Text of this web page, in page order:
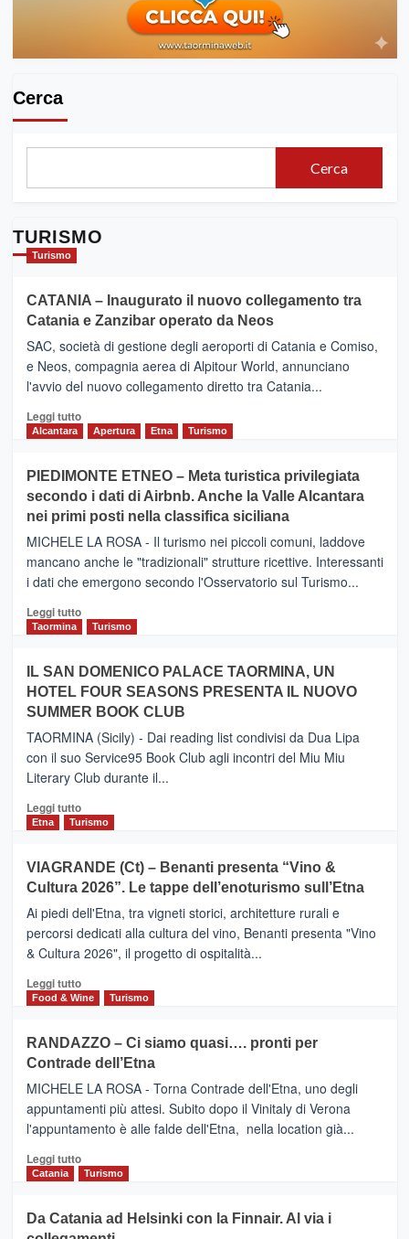
postazioni
118.
senza
entro
fine
Cerca
Cerca
TURISMO
Turismo
CATANIA – Inaugurato il nuovo collegamento tra
Catania e Zanzibar operato da Neos
SAC, società di gestione degli aeroporti di Catania e Comiso,
e Neos, compagnia aerea di Alpitour World, annunciano
l'avvio del nuovo collegamento diretto tra Catania...
Leggi tuttoLeggi
CATANIA
–
Inaugurato
il
nuovo
collegamento
tra
e
Zanzibar
da
Neos
Alcantara Apertura Etna Turismo
PIEDIMONTE ETNEO – Meta turistica privilegiata
secondo i dati di Airbnb. Anche la Valle Alcantara
nei primi posti nella classifica siciliana
MICHELE LA ROSA - Il turismo nei piccoli comuni, laddove
mancano anche le "tradizionali" strutture ricettive. Interessanti
i dati che emergono secondo l'Osservatorio sul Turismo...
Leggi tuttoLeggi
PIEDIMONTE
ETNEO
–
Meta
turistica
privilegiata
secondo
dati
di
Anche
la
Alcantara
nei
primi
nella
classifica
Taormina Turismo
IL SAN DOMENICO PALACE TAORMINA, UN
HOTEL FOUR SEASONS PRESENTA IL NUOVO
SUMMER BOOK CLUB
TAORMINA (Sicily) - Dai reading list condivisi da Dua Lipa
con il suo Service95 Book Club agli incontri del Miu Miu
Literary Club durante il...
Leggi tuttoLeggi
di
IL
SAN
DOMENICO
PALACE
TAORMINA,
UN
HOTEL
FOUR
IL
NUOVO
SUMMER
CLUB
Etna Turismo
VIAGRANDE (Ct) – Benanti presenta “Vino &
Cultura 2026”. Le tappe dell’enoturismo sull’Etna
Ai piedi dell'Etna, tra vigneti storici, architetture rurali e
percorsi dedicati alla cultura del vino, Benanti presenta "Vino
& Cultura 2026", il progetto di ospitalità...
Leggi tuttoLeggi
di
VIAGRANDE
(Ct)
–
Benanti
presenta
“Vino
&
Cultura
tappe
Food & Wine Turismo
RANDAZZO – Ci siamo quasi…. pronti per
Contrade dell’Etna
MICHELE LA ROSA - Torna Contrade dell'Etna, uno degli
appuntamenti più attesi. Subito dopo il Vinitaly di Verona
l'appuntamento è alle falde dell'Etna, nella location già...
Leggi tuttoLeggi
di
RANDAZZO
Catania Turismo
Da Catania ad Helsinki con la Finnair. Al via i